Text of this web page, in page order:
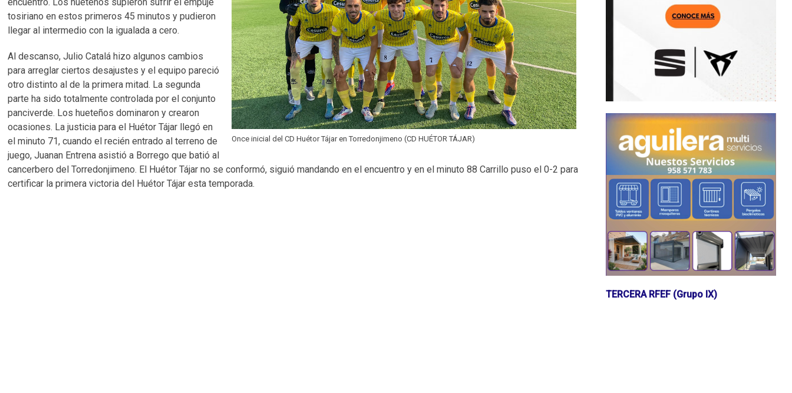
Once inicial del CD Huétor Tájar en Torredonjimeno (CD HUÉTOR TÁJAR)
tosiriano en estos primeros 45 minutos y pudieron
llegar al intermedio con la igualada a cero.
Al descanso, Julio Catalá hizo algunos cambios
para arreglar ciertos desajustes y el equipo pareció
otro distinto al de la primera mitad. La segunda
parte ha sido totalmente controlada por el conjunto
panciverde. Los hueteños dominaron y crearon
ocasiones. La justicia para el Huétor Tájar llegó en
el minuto 71, cuando el recién entrado al terreno de
juego, Juanan Entrena asistió a Borrego que batió al
cancerbero del Torredonjimeno. El Huétor Tájar no se conformó, siguió mandando en el encuentro y en el minuto 88 Carrillo puso el 0-2 para
certificar la primera victoria del Huétor Tájar esta temporada.
TERCERA RFEF (Grupo IX)